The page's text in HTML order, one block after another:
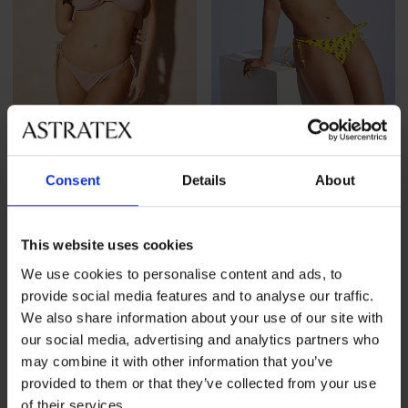
Consent Details About
This website uses cookies
We use cookies to personalise content and ads, to
provide social media features and to analyse our traffic.
We also share information about your use of our site with
our social media, advertising and analytics partners who
may combine it with other information that you’ve
provided to them or that they’ve collected from your use
of their services.
Sale -50%
LIMITED